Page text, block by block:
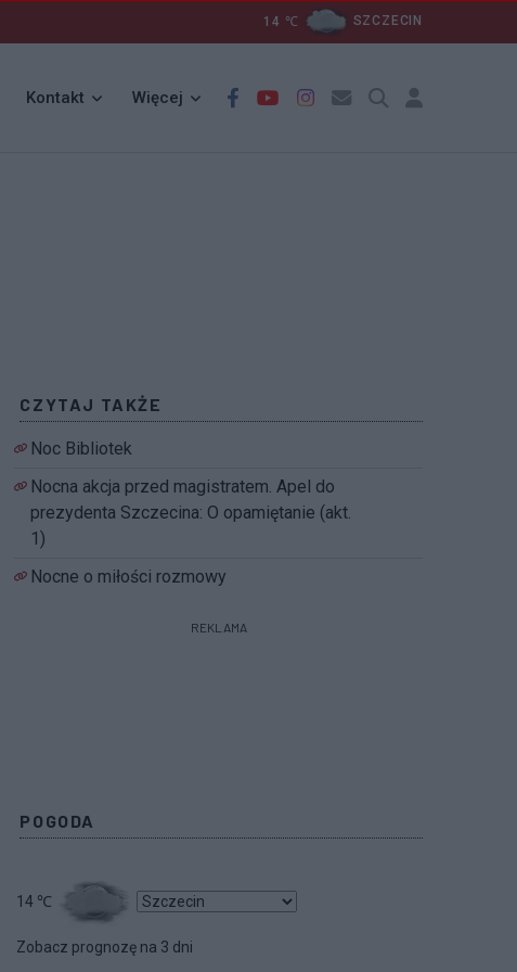
14 ℃ SZCZECIN
Kontakt Więcej
CZYTAJ TAKŻE
Noc Bibliotek
Nocna akcja przed magistratem. Apel do
prezydenta Szczecina: O opamiętanie (akt.
1)
Nocne o miłości rozmowy
REKLAMA
POGODA
14 ℃
Zobacz prognozę na 3 dni